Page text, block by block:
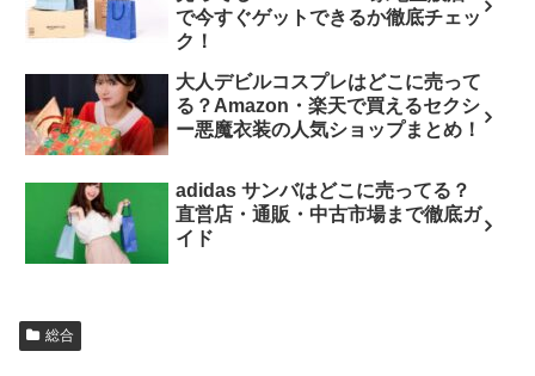
で今すぐゲットできるか徹底チェッ
ク！
大人デビルコスプレはどこに売って
る？Amazon・楽天で買えるセクシ
ー悪魔衣装の人気ショップまとめ！
adidas サンバはどこに売ってる？
直営店・通販・中古市場まで徹底ガ
イド
総合